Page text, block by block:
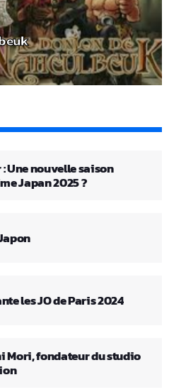
Une nouvelle saison
Japan 2025 ?
les JO de Paris 2024
Mori, fondateur du studio